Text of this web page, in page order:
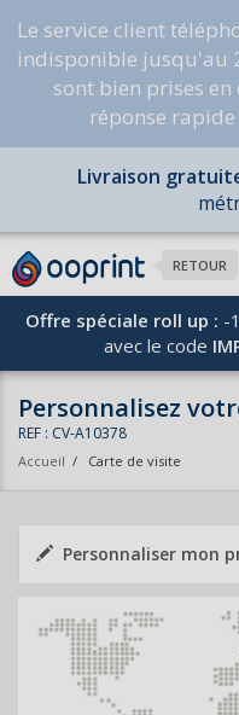
Le service client
indisponible jusqu'au
sont bien prises
réponse
Livraison
RETOUR
Offre spéciale roll up : -
avec le code
Personnalisez
REF : CV-A10378
Accueil / Carte de visite
Personnaliser mon